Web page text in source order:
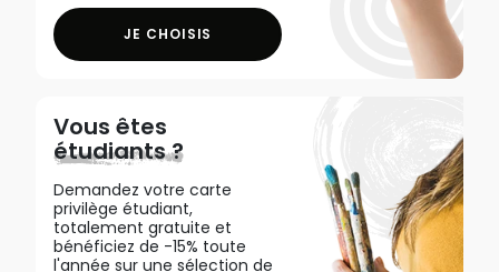
JE CHOISIS
Vous êtes
étudiants ?
Demandez votre carte
privilège étudiant,
totalement gratuite et
bénéficiez de -15% toute
l'année sur une sélection de